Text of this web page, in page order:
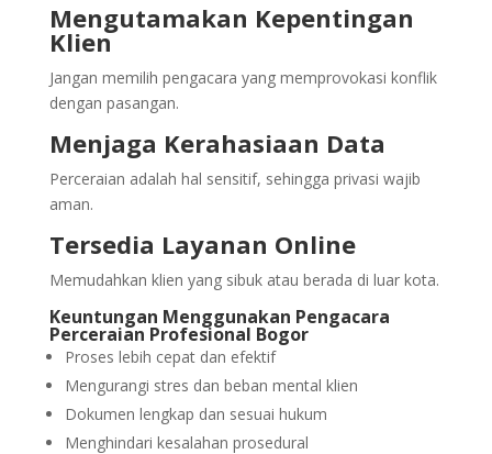
Mengutamakan Kepentingan
Klien
Jangan memilih pengacara yang memprovokasi konflik
dengan pasangan.
Menjaga Kerahasiaan Data
Perceraian adalah hal sensitif, sehingga privasi wajib
aman.
Tersedia Layanan Online
Memudahkan klien yang sibuk atau berada di luar kota.
Keuntungan Menggunakan Pengacara
Perceraian Profesional Bogor
Proses lebih cepat dan efektif
Mengurangi stres dan beban mental klien
Dokumen lengkap dan sesuai hukum
Menghindari kesalahan prosedural